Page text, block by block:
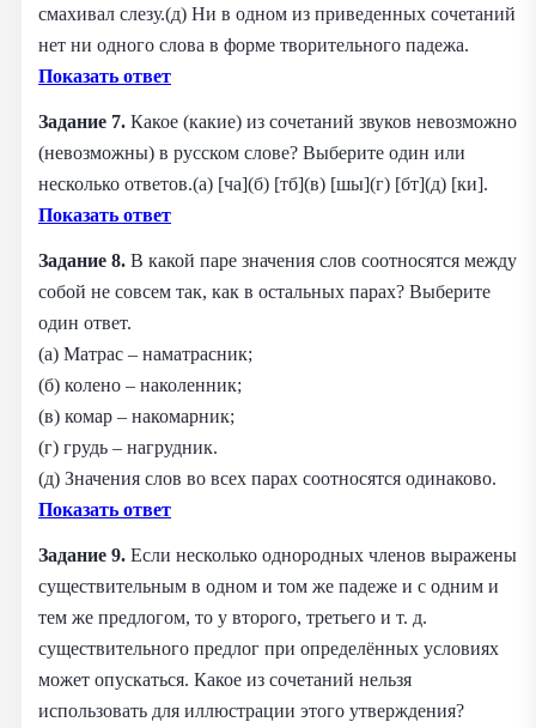
смахивал слезу.(д) Ни в одном из приведенных сочетаний
нет ни одного слова в форме творительного падежа.
Показать ответ
Задание 7. Какое (какие) из сочетаний звуков невозможно
(невозможны) в русском слове? Выберите один или
несколько ответов.(а) [ча](б) [тб](в) [шы](г) [бт](д) [ки].
Показать ответ
Задание 8. В какой паре значения слов соотносятся между
собой не совсем так, как в остальных парах? Выберите
один ответ.
(а) Матрас – наматрасник;
(б) колено – наколенник;
(в) комар – накомарник;
(г) грудь – нагрудник.
(д) Значения слов во всех парах соотносятся одинаково.
Показать ответ
Задание 9. Если несколько однородных членов выражены
существительным в одном и том же падеже и с одним и
тем же предлогом, то у второго, третьего и т. д.
существительного предлог при определённых условиях
может опускаться. Какое из сочетаний нельзя
использовать для иллюстрации этого утверждения?